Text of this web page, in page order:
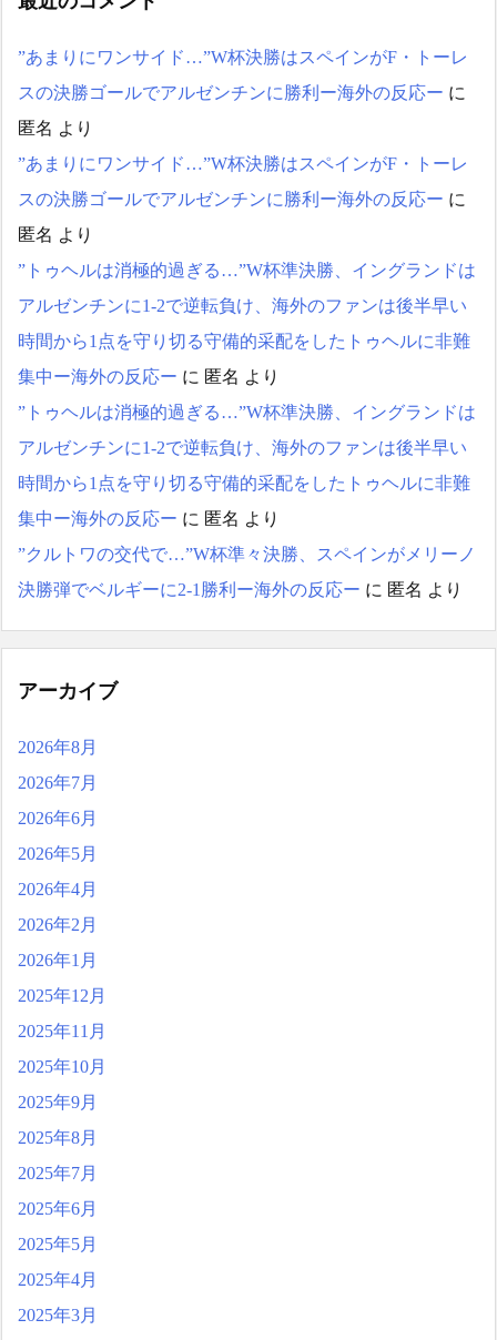
”あまりにワンサイド…”W杯決勝はスペインがF・トーレ
スの決勝ゴールでアルゼンチンに勝利ー海外の反応ー に
匿名 より
”あまりにワンサイド…”W杯決勝はスペインがF・トーレ
スの決勝ゴールでアルゼンチンに勝利ー海外の反応ー に
匿名 より
”トゥヘルは消極的過ぎる…”W杯準決勝、イングランドは
アルゼンチンに1-2で逆転負け、海外のファンは後半早い
時間から1点を守り切る守備的采配をしたトゥヘルに非難
集中ー海外の反応ー に 匿名 より
”トゥヘルは消極的過ぎる…”W杯準決勝、イングランドは
アルゼンチンに1-2で逆転負け、海外のファンは後半早い
時間から1点を守り切る守備的采配をしたトゥヘルに非難
集中ー海外の反応ー に 匿名 より
”クルトワの交代で…”W杯準々決勝、スペインがメリーノ
決勝弾でベルギーに2-1勝利ー海外の反応ー に 匿名 より
アーカイブ
2026年8月
2026年7月
2026年6月
2026年5月
2026年4月
2026年2月
2026年1月
2025年12月
2025年11月
2025年10月
2025年9月
2025年8月
2025年7月
2025年6月
2025年5月
2025年4月
2025年3月